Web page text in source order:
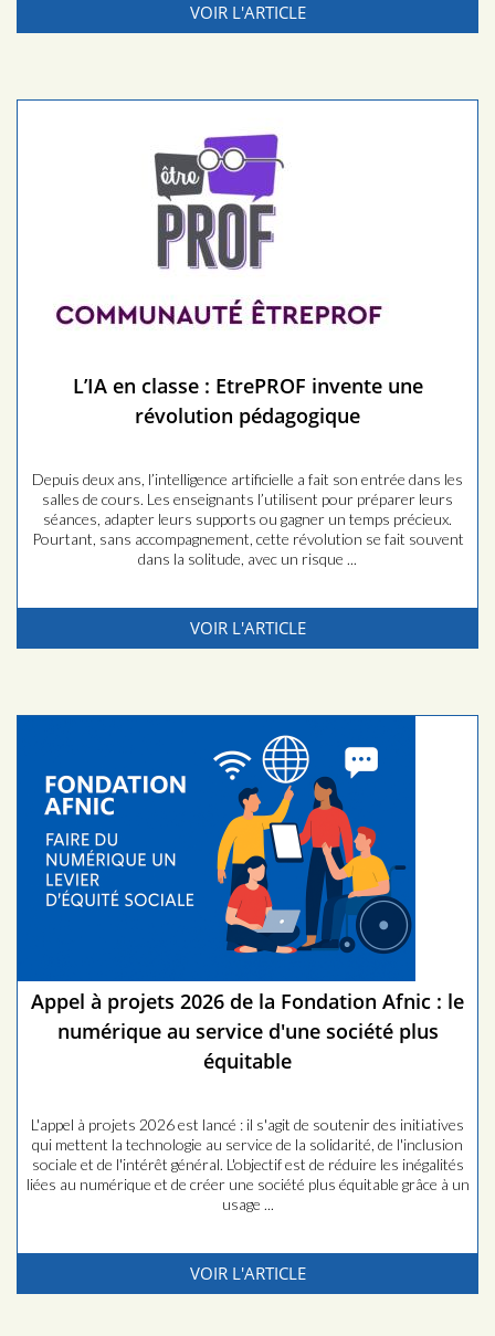
VOIR L'ARTICLE
L’IA en classe : EtrePROF invente une
révolution pédagogique
Depuis deux ans, l’intelligence artificielle a fait son entrée dans les
salles de cours. Les enseignants l’utilisent pour préparer leurs
séances, adapter leurs supports ou gagner un temps précieux.
Pourtant, sans accompagnement, cette révolution se fait souvent
dans la solitude, avec un risque ...
VOIR L'ARTICLE
Appel à projets 2026 de la Fondation Afnic : le
numérique au service d'une société plus
équitable
L'appel à projets 2026 est lancé : il s'agit de soutenir des initiatives
qui mettent la technologie au service de la solidarité, de l'inclusion
sociale et de l'intérêt général. L'objectif est de réduire les inégalités
liées au numérique et de créer une société plus équitable grâce à un
usage ...
VOIR L'ARTICLE